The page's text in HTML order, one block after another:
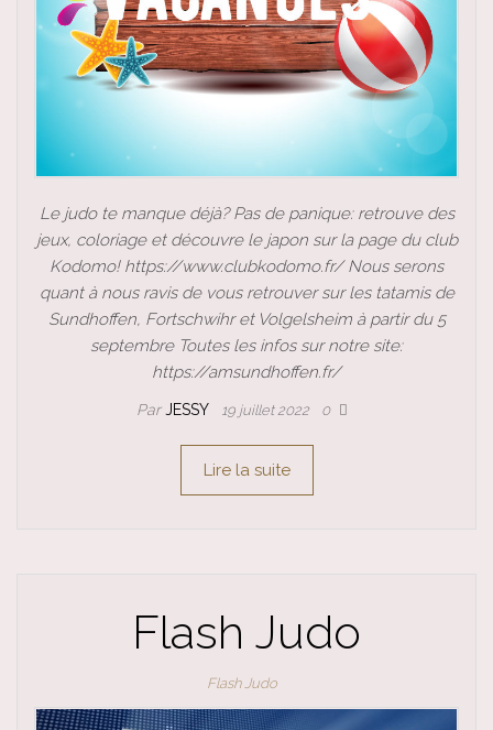
Le judo te manque déjà? Pas de panique: retrouve des
jeux, coloriage et découvre le japon sur la page du club
Kodomo! https://www.clubkodomo.fr/ Nous serons
quant à nous ravis de vous retrouver sur les tatamis de
Sundhoffen, Fortschwihr et Volgelsheim à partir du 5
septembre Toutes les infos sur notre site:
https://amsundhoffen.fr/
ParJESSY 19 juillet 2022 0
Lire la suite
Flash Judo
Flash Judo